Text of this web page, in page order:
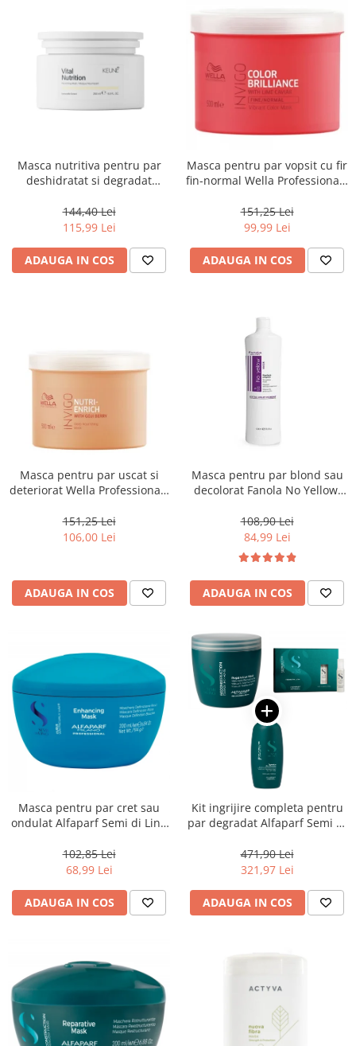
Masca nutritiva pentru par
deshidratat si degradat
Mask, 250 ml
144,40 Lei
115,99 Lei
ADAUGA IN COS
Masca pentru par vopsit cu fir
fin-normal Wella Professionals
151,25 Lei
99,99 Lei
ADAUGA IN COS
Masca pentru par uscat si
deteriorat Wella Professionals
151,25 Lei
106,00 Lei
ADAUGA IN COS
Masca pentru par blond sau
decolorat Fanola No Yellow,
108,90 Lei
84,99 Lei
ADAUGA IN COS
Masca pentru par cret sau
ondulat Alfaparf Semi di Lino
102,85 Lei
68,99 Lei
ADAUGA IN COS
Kit ingrijire completa pentru
par degradat Alfaparf Semi di
Reparative, Salon Size
471,90 Lei
321,97 Lei
ADAUGA IN COS